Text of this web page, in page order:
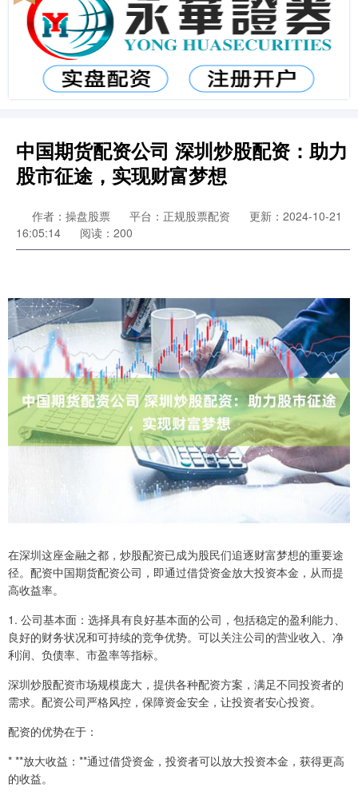
中国期货配资公司 深圳炒股配资：助力
股市征途，实现财富梦想
作者：操盘股票 平台：正规股票配资
更新：2024-10-21
16:05:14
阅读：200
在深圳这座金融之都，炒股配资已成为股民们追逐财富梦想的重要途
径。配资中国期货配资公司，即通过借贷资金放大投资本金，从而提
高收益率。
1. 公司基本面：选择具有良好基本面的公司，包括稳定的盈利能力、
良好的财务状况和可持续的竞争优势。可以关注公司的营业收入、净
利润、负债率、市盈率等指标。
深圳炒股配资市场规模庞大，提供各种配资方案，满足不同投资者的
需求。配资公司严格风控，保障资金安全，让投资者安心投资。
配资的优势在于：
* **放大收益：**通过借贷资金，投资者可以放大投资本金，获得更高
的收益。